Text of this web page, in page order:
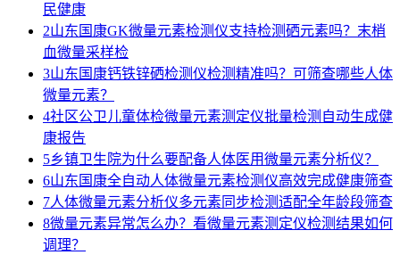
民健康
2山东国康GK微量元素检测仪支持检测硒元素吗？末梢
血微量采样检
3山东国康钙铁锌硒检测仪检测精准吗？可筛查哪些人体
微量元素？
4社区公卫儿童体检微量元素测定仪批量检测自动生成健
康报告
5乡镇卫生院为什么要配备人体医用微量元素分析仪？
6山东国康全自动人体微量元素检测仪高效完成健康筛查
7人体微量元素分析仪多元素同步检测适配全年龄段筛查
8微量元素异常怎么办？看微量元素测定仪检测结果如何
调理？